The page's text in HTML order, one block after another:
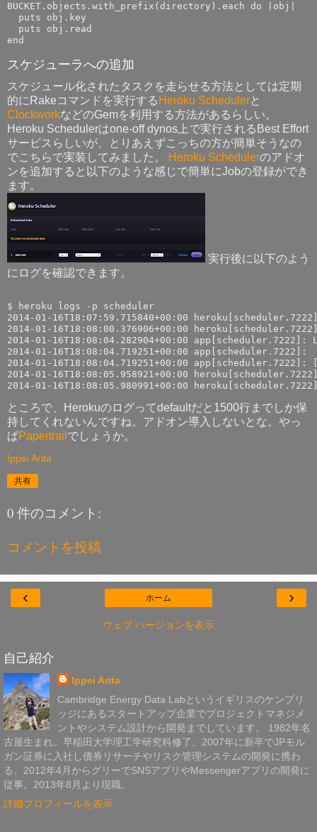
BUCKET.objects.with_prefix(directory).each do |obj|
  puts obj.key
  puts obj.read
スケジューラへの追加
スケジュール化されたタスクを走らせる方法としては定期
的にRakeコマンドを実行する Heroku Schedulerと
ClockworkなどのGemを利用する方法があるらしい。
Heroku Schedulerはone-off dynos上で実行されるBest Effort
サービスらしいが、とりあえずこっちの方が簡単そうなの
でこちらで実装してみました。
Heroku Schedulerのアドオ
ンを追加すると以下のような感じで簡単にJobの登録ができ
ます。
実行後に以下のよう
にログを確認できます。
$ heroku logs -p scheduler
2014-01-16T18:07:59.715840+00:00
2014-01-16T18:08:00.376906+00:00
2014-01-16T18:08:04.282904+00:00
2014-01-16T18:08:04.719251+00:00 app[scheduler.7222]:
2014-01-16T18:08:04.719251+00:00
2014-01-16T18:08:05.958921+00:00
ところで、Herokuのログってdefaultだと1500行までしか保
持してくれないんですね。アドオン導入しないとな。やっ
ぱPapertrail でしょうか。
Ippei Arita
共有
0 件のコメント:
コメントを投稿
‹ ›
ホーム
ウェブ バージョンを表示
自己紹介
Ippei Arita
Cambridge Energy Data Labというイギリスのケンブリ
ッジにあるスタートアップ企業でプロジェクトマネジメ
ントやシステム設計から開発までしています。 1982年名
古屋生まれ。早稲田大学理工学研究科修了。2007年に新卒でJPモル
ガン証券に入社し債券リサーチやリスク管理システムの開発に携わ
る。2012年4月からグリーでSNSアプリやMessengerアプリの開発に
従事。2013年8月より現職。
詳細プロフィールを表示